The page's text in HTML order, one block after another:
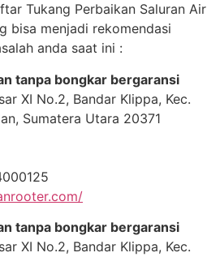
Tukang Perbaikan Saluran Air
bisa menjadi rekomendasi
anda saat ini :
tanpa bongkar bergaransi
XI No.2, Bandar Klippa, Kec.
Sumatera Utara 20371
tanpa bongkar bergaransi
XI No.2, Bandar Klippa, Kec.